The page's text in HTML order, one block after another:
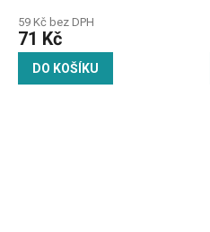
59 Kč bez DPH
71 Kč
DO KOŠÍKU